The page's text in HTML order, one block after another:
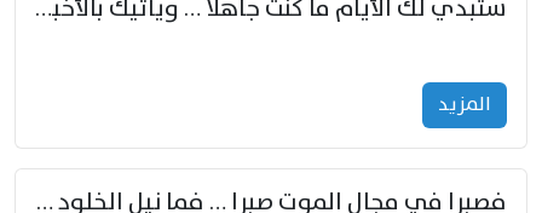
ستبدي لك الأيام ما كنت جاهلا … ويأتيك بالأخبار من لم تزوّد
المزید
فصبرا في مجال الموت صبرا … فما نيل الخلود بمستطاع